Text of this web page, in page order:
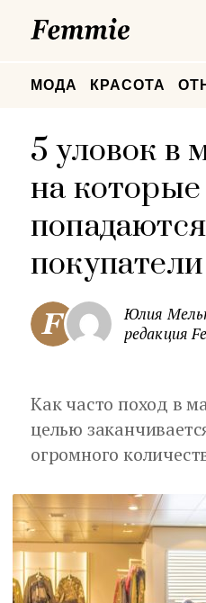
МОДА КРАСОТА
5 уловок в
на которые
покупатели
Юлия
редакция
Как часто поход в
целью
огромного